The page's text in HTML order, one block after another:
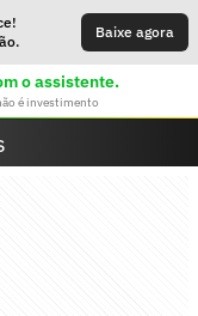
Baixe agora
o assistente.
é investimento